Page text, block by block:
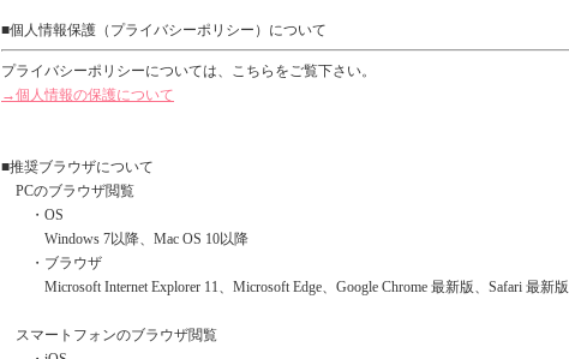
■個人情報保護（プライバシーポリシー）について
プライバシーポリシーについては、こちらをご覧下さい。
→個人情報の保護について
■推奨ブラウザについて
PCのブラウザ閲覧
・OS
Windows 7以降、Mac OS 10以降
・ブラウザ
Microsoft Internet Explorer 11、Microsoft Edge、Google Chrome 最新版、Safari 最新版
スマートフォンのブラウザ閲覧